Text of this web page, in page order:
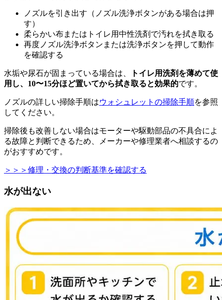
ノズルを引き出す（ノズル洗浄ボタンがある場合は押
す）
柔らかい布またはトイレ用中性洗剤で汚れを拭き取る
再度ノズル洗浄ボタンまたは洗浄ボタンを押して動作
を確認する
水垢や尿石が固まっている場合は、
トイレ用洗剤を薄めて使
用し、10〜15分ほど置いてから拭き取ると効果的です。
ノズルの詳しい掃除手順はウォシュレットの掃除手順を参照
してください。
掃除後も改善しない場合はモーターや駆動部品の不具合によ
る故障と判断できるため、メーカーや修理業者へ相談するの
がおすすめです。
＞＞＞修理・交換の判断基準を確認する
水が出ない